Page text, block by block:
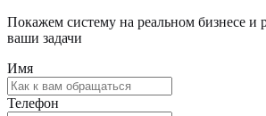
Покажем систему на реальном бизнесе и
ваши задачи
Имя
Телефон